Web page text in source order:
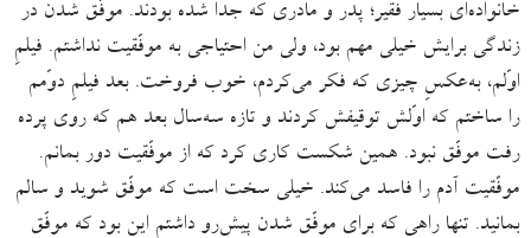
خانواده‌ای بسیار فقیر؛ پدر و مادری که جدا شده بودند. موفّق‌ شدن در
زندگی‌ برایش خیلی مهم بود، ولی من احتیاجی به موفّقیت نداشتم. فیلمِ
اوّلم، به‌عکسِ چیزی که فکر می‌کردم، خوب فروخت. بعد فیلمِ دوّمم
را ساختم که اوّلش توقیفش کردند و تازه سه‌سال بعد هم که روی پرده
رفت موفّق نبود. همین شکست کاری کرد که از موفّقیت دور بمانم.
موفّقیت آدم را فاسد می‌کند. خیلی سخت است که موفّق شوید و سالم
بمانید. تنها راهی که برای موفّق ‌شدن پیش‌رو داشتم این بود که موفّق